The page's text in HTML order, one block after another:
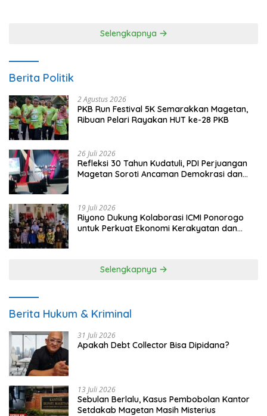
Selengkapnya
Berita Politik
2 Agustus 2026
PKB Run Festival 5K Semarakkan Magetan,
Ribuan Pelari Rayakan HUT ke-28 PKB
26 Juli 2026
Refleksi 30 Tahun Kudatuli, PDI Perjuangan
Magetan Soroti Ancaman Demokrasi dan
19 Juli 2026
Riyono Dukung Kolaborasi ICMI Ponorogo
untuk Perkuat Ekonomi Kerakyatan dan
Selengkapnya
Berita Hukum & Kriminal
31 Juli 2026
Apakah Debt Collector Bisa Dipidana?
13 Juli 2026
Sebulan Berlalu, Kasus Pembobolan Kantor
Setdakab Magetan Masih Misterius